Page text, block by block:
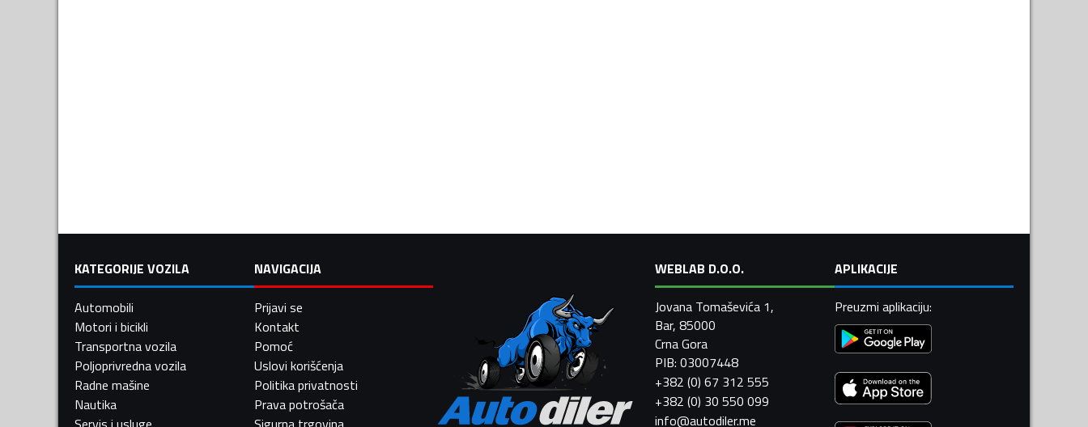
KATEGORIJE VOZILA
Automobili
Motori i bicikli
Transportna vozila
Poljoprivredna vozila
Radne mašine
Nautika
NAVIGACIJA
Prijavi se
Kontakt
Pomoć
Uslovi korišćenja
Politika privatnosti
Prava potrošača
WEBLAB D.O.O.
Jovana Tomaševića 1,
Bar, 85000
Crna Gora
PIB: 03007448
+382 (0) 67 312 555
+382 (0) 30 550 099
info@autodiler.me
APLIKACIJE
Preuzmi aplikaciju: